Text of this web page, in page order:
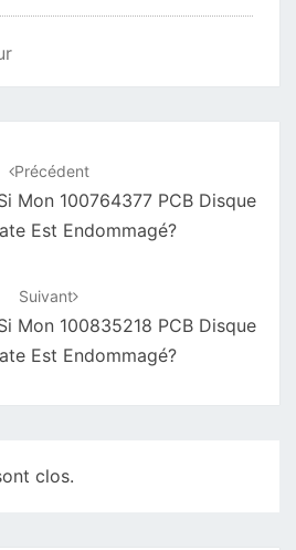
Précédent
Mon 100764377 PCB Disque
Est Endommagé?
Suivant
Mon 100835218 PCB Disque
Est Endommagé?
clos.